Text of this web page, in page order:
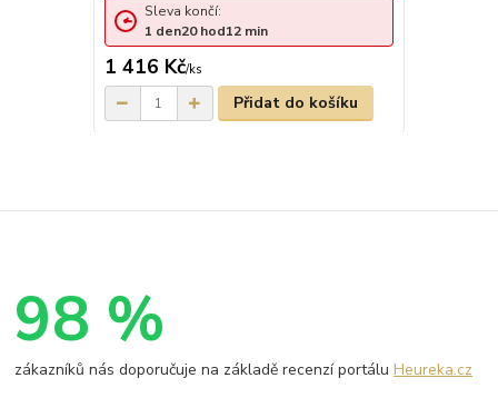
1 416 Kč/ks
Sleva končí:
1 den20hod12 min
Přidat do košíku
98 %
zákazníků nás doporučuje na základě recenzí portáluHeureka.cz